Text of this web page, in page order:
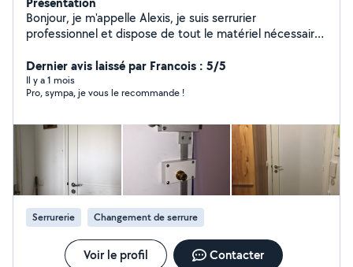
Bonjour, je m'appelle Alexis, je suis serrurier
professionnel et dispose de tout le matériel nécessaire.
alentours. Diplômé , je vous assure un travail soigné.
Dernier avis laissé par Francois : 5/5
Il y a 1 mois
Pro, sympa, je vous le recommande !
Serrurerie Changement de serrure
Voir le profil Contacter